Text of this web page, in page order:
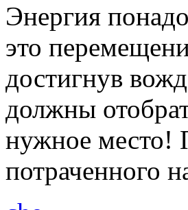
Энергия
это
достигнув
должны
нужное место!
потраченного